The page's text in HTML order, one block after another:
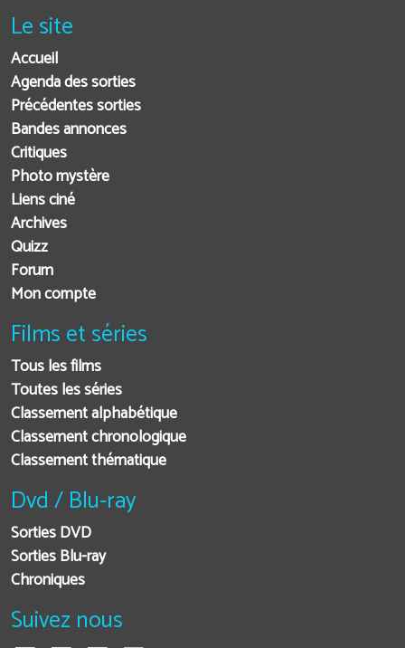
Le site
Accueil
Agenda des sorties
Précédentes sorties
Bandes annonces
Critiques
Photo mystère
Liens ciné
Archives
Quizz
Forum
Mon compte
Films et séries
Tous les films
Toutes les séries
Classement alphabétique
Classement chronologique
Classement thématique
Dvd / Blu-ray
Sorties DVD
Sorties Blu-ray
Chroniques
Suivez nous